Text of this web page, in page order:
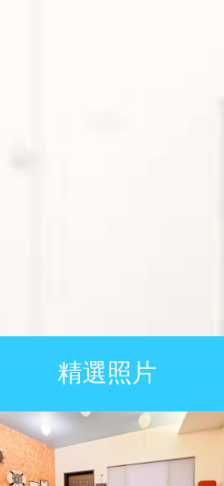
精選照片